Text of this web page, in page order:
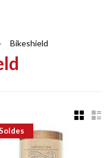
Bikeshield